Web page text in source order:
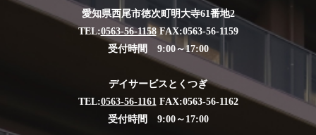
愛知県西尾市徳次町明大寺61番地2
TEL:0563-56-1158FAX:0563-56-1159
受付時間 9:00～17:00
デイサービスとくつぎ
TEL:0563-56-1161FAX:0563-56-1162
受付時間 9:00～17:00